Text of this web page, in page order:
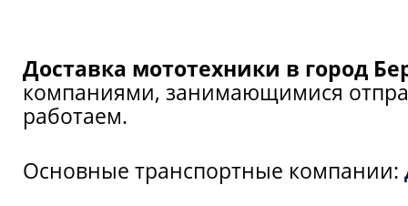
Доставка мототехники в город
компаниями, занимающимися
работаем.
Основные транспортные компании: